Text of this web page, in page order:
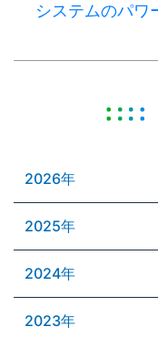
システムのパワ
2026年
2025年
2024年
2023年